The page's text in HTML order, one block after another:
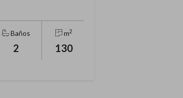
Baños
2
m2
130